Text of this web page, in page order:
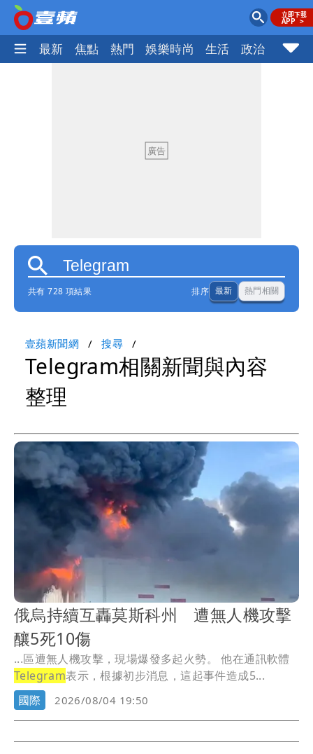
最新 焦點 熱門 娛樂時尚 生活 政治 社會
共有 728 項結果 排序 最新 熱門相關
壹蘋新聞網 搜尋
Telegram相關新聞與內容
整理
俄烏持續互轟莫斯科州 遭無人機攻擊
釀5死10傷
...區遭無人機攻擊，現場爆發多起火勢。 他在通訊軟體
Telegram表示，根據初步消息，這起事件造成5...
國際
2026/08/04 19:50